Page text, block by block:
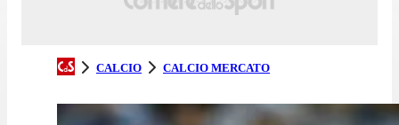
CALCIO CALCIO MERCATO